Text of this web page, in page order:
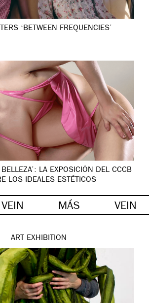
‘BETWEEN FREQUENCIES’
BELLEZA’: LA EXPOSICIÓN DEL CCCB
LOS IDEALES ESTÉTICOS
VEIN MÁS VEIN
ART EXHIBITION